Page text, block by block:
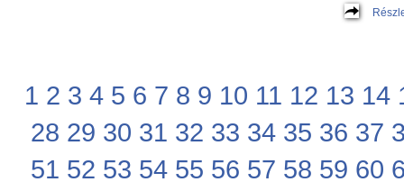
1 2 3 4 5 6 7 8 9 10 11 12 13 14
28 29 30 31 32 33 34 35 36 37
51 52 53 54 55 56 57 58 59 60